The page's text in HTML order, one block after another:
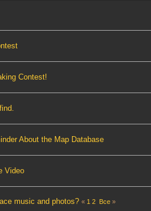
Contest!
About the Map Database
Video
music and photos? « 1 2 Все»